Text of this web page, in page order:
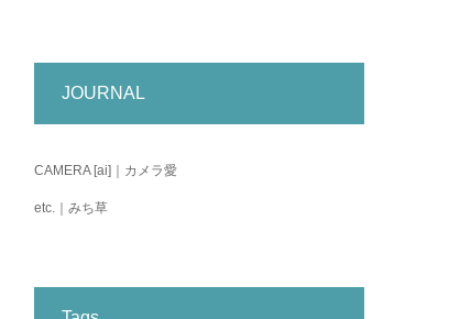
JOURNAL
CAMERA [ai]｜カメラ愛
etc.｜みち草